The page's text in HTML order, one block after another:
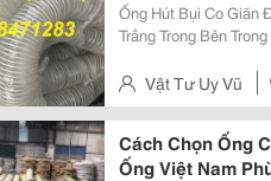
Ống Hút Bụi Co Giãn Đàn Hồi Ống Được Làm Từ Nhựa Pvc
Trắng Trong Bên
Thông Gió Còn Có
Vật Tư Uy Vũ
Nội
Cách Chọn Ống
Ống Việt Nam